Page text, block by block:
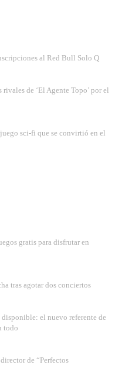
al Red Bull Solo Q
de ‘El Agente Topo’ por el
sci-fi que se convirtió en el
gratis para disfrutar en
tras agotar dos conciertos
el nuevo referente de
todo
de “Perfectos